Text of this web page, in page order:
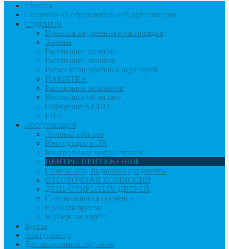
Главная
Сведения об образовательной организации
Студентам
Правила внутреннего распорядка
Замены
Расписание занятий
Расписание звонков
Размещение учебных аудиторий
ПАМЯТКА
Расписание экзаменов
Квитанции об оплате
Обркредит в СПО
ГИА
Поступающим
Личный кабинет
Инструкция к ЛК
Контрольные цифры приема
ЦЕНТРЫ ПРИТЯЖЕНИЯ
Список лиц, подавших документы
ОТБОРОЧНАЯ КОМИССИЯ
ДЕНЬ ОТКРЫТЫХ ДВЕРЕЙ
Специальности обучения
Правила приема
Карьерные карты
Курсы
Абитуриенту
Дистанционное обучение